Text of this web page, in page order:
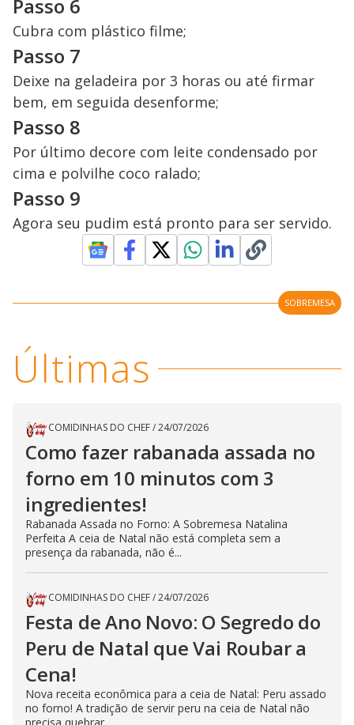
Passo 6
Cubra com plástico filme;
Passo 7
Deixe na geladeira por 3 horas ou até firmar
bem, em seguida desenforme;
Passo 8
Por último decore com leite condensado por
cima e polvilhe coco ralado;
Passo 9
Agora seu pudim está pronto para ser servido.
SOBREMESA
Últimas
COMIDINHAS DO CHEF/24/07/2026
Como fazer rabanada assada no
forno em 10 minutos com 3
ingredientes!
Rabanada Assada no Forno: A Sobremesa Natalina
Perfeita A ceia de Natal não está completa sem a
presença da rabanada, não é...
COMIDINHAS DO CHEF/24/07/2026
Festa de Ano Novo: O Segredo do
Peru de Natal que Vai Roubar a
Cena!
Nova receita econômica para a ceia de Natal: Peru assado
no forno! A tradição de servir peru na ceia de Natal não